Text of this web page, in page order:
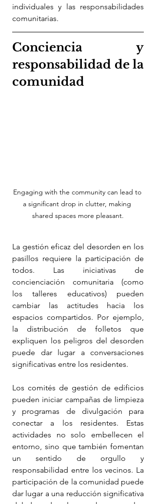
individuales y las responsabilidades
comunitarias.
Conciencia y
responsabilidad de la
comunidad
Engaging with the community can lead to
a significant drop in clutter, making
shared spaces more pleasant.
La gestión eficaz del desorden en los
pasillos requiere la participación de
todos. Las iniciativas de
concienciación comunitaria (como
los talleres educativos) pueden
cambiar las actitudes hacia los
espacios compartidos. Por ejemplo,
la distribución de folletos que
expliquen los peligros del desorden
puede dar lugar a conversaciones
significativas entre los residentes.
Los comités de gestión de edificios
pueden iniciar campañas de limpieza
y programas de divulgación para
conectar a los residentes. Estas
actividades no solo embellecen el
entorno, sino que también fomentan
un sentido de orgullo y
responsabilidad entre los vecinos. La
participación de la comunidad puede
dar lugar a una reducción significativa